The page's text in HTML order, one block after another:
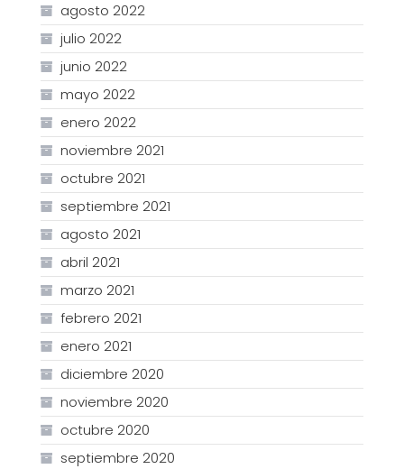
agosto 2022
julio 2022
junio 2022
mayo 2022
enero 2022
noviembre 2021
octubre 2021
septiembre 2021
agosto 2021
abril 2021
marzo 2021
febrero 2021
enero 2021
diciembre 2020
noviembre 2020
octubre 2020
septiembre 2020